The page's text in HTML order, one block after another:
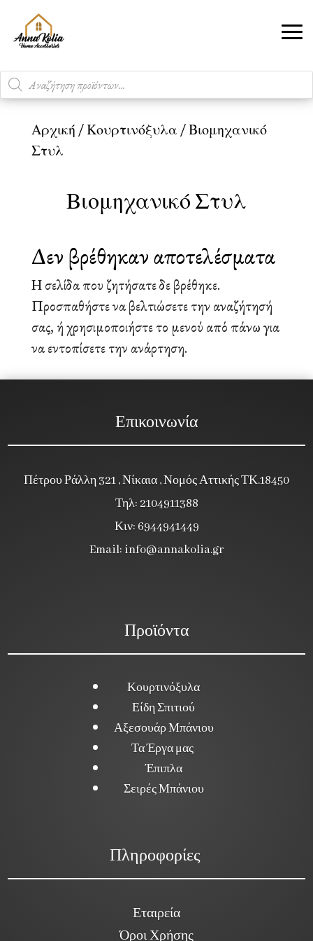
Products
search
Αρχική /Κουρτινόξυλα / Βιομηχανικό
Στυλ
Βιομηχανικό Στυλ
Δεν βρέθηκαν αποτελέσματα
Η σελίδα που ζητήσατε δε βρέθηκε.
Προσπαθήστε να βελτιώσετε την αναζήτησή
σας, ή χρησιμοποιήστε το μενού από πάνω για
να εντοπίσετε την ανάρτηση.
Επικοινωνία
Πέτρου Ράλλη 321 , Νίκαια , Νομός Αττικής ΤΚ.18450
Τηλ: 2104911388
Κιν: 6944941449
Email: info@annakolia.gr
Προϊόντα
Κουρτινόξυλα
Είδη Σπιτιού
Αξεσουάρ Μπάνιου
Τα Έργα μας
Έπιπλα
Σειρές Μπάνιου
Πληροφορίες
Εταιρεία
Όροι Χρήσης